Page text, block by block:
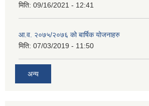
मिति: 09/16/2021 - 12:41
आ.व. २०७५/२०७६ को बार्षिक योजनाहरु
मिति: 07/03/2019 - 11:50
अन्य